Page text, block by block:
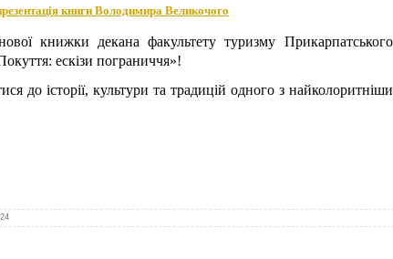
книги Володимира Великочого
книжки декана факультету туризму Прикарпатського
ескізи пограниччя»!
до історії, культури та традицій одного з